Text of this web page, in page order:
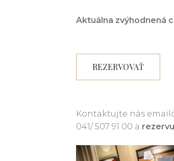
Aktuálna zvýhodnená
REZERVOVAŤ
Kontaktujte nás
041/ 507 91 00 a